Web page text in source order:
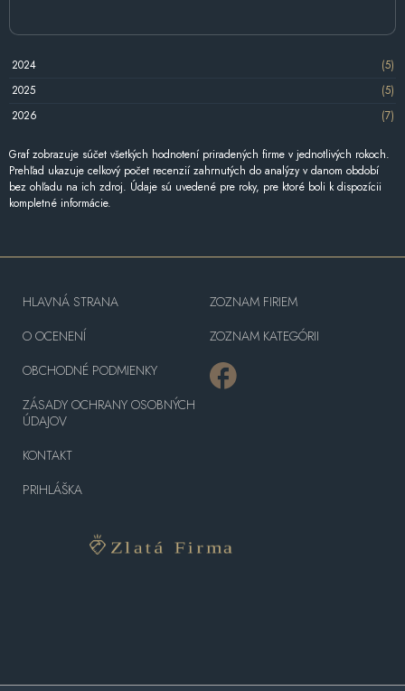
2024
(5)
2025
(5)
2026
(7)
Graf zobrazuje súčet všetkých hodnotení priradených firme v jednotlivých rokoch.
Prehľad ukazuje celkový počet recenzií zahrnutých do analýzy v danom období
bez ohľadu na ich zdroj. Údaje sú uvedené pre roky, pre ktoré boli k dispozícii
kompletné informácie.
HLAVNÁ STRANA
O OCENENÍ
OBCHODNÉ PODMIENKY
ZÁSADY OCHRANY OSOBNÝCH
ÚDAJOV
KONTAKT
PRIHLÁŠKA
ZOZNAM FIRIEM
ZOZNAM KATEGÓRII